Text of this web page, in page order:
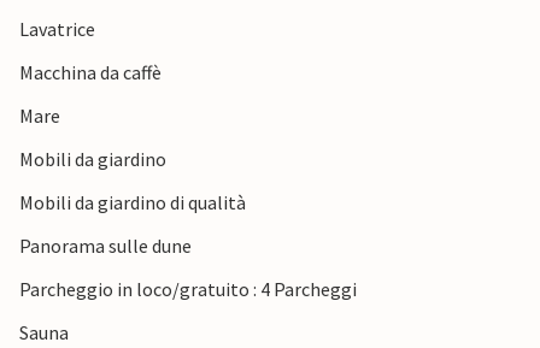
Lavatrice
Macchina da caffè
Mare
Mobili da giardino
Mobili da giardino di qualità
Panorama sulle dune
Parcheggio in loco/gratuito : 4 Parcheggi
Sauna